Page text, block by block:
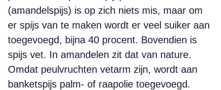
(amandelspijs) is op zich niets mis, maar om
er spijs van te maken wordt er veel suiker aan
toegevoegd, bijna 40 procent. Bovendien is
spijs vet. In amandelen zit dat van nature.
Omdat peulvruchten vetarm zijn, wordt aan
banketspijs palm- of raapolie toegevoegd.